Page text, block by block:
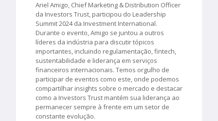
Ariel Amigo, Chief Marketing & Distribution Officer
da Investors Trust, participou do Leadership
Summit 2024 da Investment International.
Durante o evento, Amigo se juntou a outros
líderes da indústria para discutir tópicos
importantes, incluindo regulamentação, fintech,
sustentabilidade e liderança em serviços
financeiros internacionais. Temos orgulho de
participar de eventos como este, onde podemos
compartilhar insights sobre o mercado e destacar
como a Investors Trust mantém sua liderança ao
permanecer sempre à frente em um setor de
constante evolução.